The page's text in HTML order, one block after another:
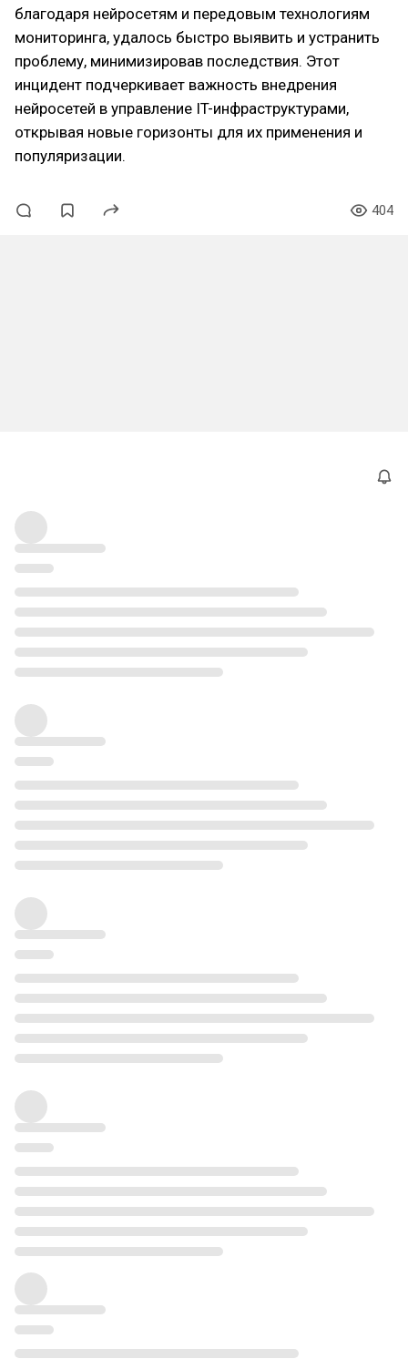
благодаря нейросетям и передовым технологиям
мониторинга, удалось быстро выявить и устранить
проблему, минимизировав последствия. Этот
инцидент подчеркивает важность внедрения
нейросетей в управление IT-инфраструктурами,
открывая новые горизонты для их применения и
популяризации.
404